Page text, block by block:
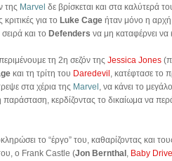
της Marvel δε βρίσκεται και στα καλύτερά
κριτικές για το Luke Cage ήταν μόνο η
και το Defenders να μη καταφέρνει να
τη 2η σεζόν της Jessica Jones
και τη τρίτη του Daredevil , κατέφτασε το
στα χέρια της Marvel , να κάνει το
παράσταση, κερδίζοντας το δικαίωμα να
το “έργο” του, καθαρίζοντας και
ο Frank Castle (Jon Bernthal , Baby